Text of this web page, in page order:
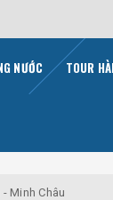
NƯỚC TOUR
Minh Châu